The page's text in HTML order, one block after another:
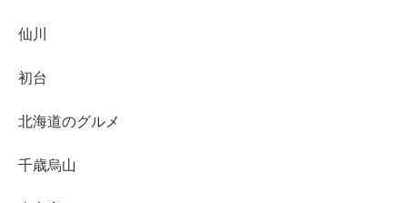
仙川
初台
北海道のグルメ
千歳烏山